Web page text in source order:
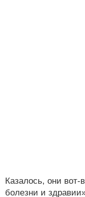
Казалось, они вот-
болезни и